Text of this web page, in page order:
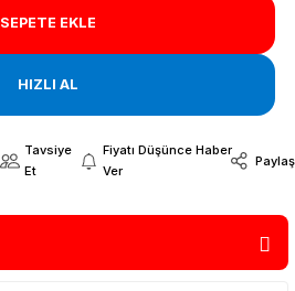
SEPETE EKLE
HIZLI AL
Tavsiye
Et
Fiyatı Düşünce Haber
Ver
Paylaş